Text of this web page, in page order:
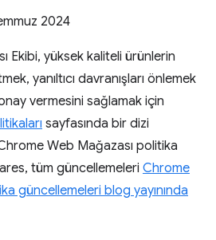
2024
Ekibi, yüksek kaliteli ürünlerin
yanıltıcı davranışları önlemek
vermesini sağlamak için
sayfasında bir dizi
Web Mağazası politika
tüm güncellemeleri Chrome
güncellemeleri blog yayınında